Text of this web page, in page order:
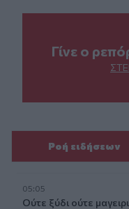
Γίνε ο
Ροή ειδήσεων
05:05
Ούτε ξύδι ούτε